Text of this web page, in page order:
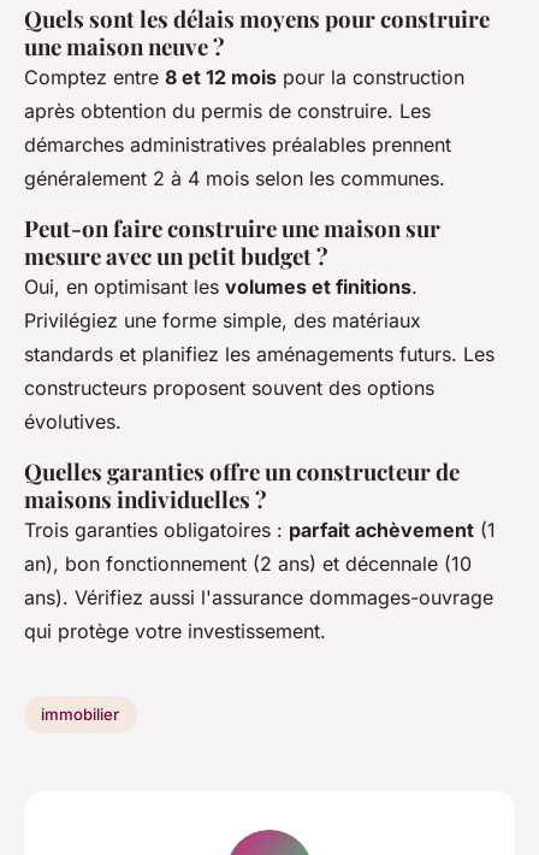
Quels sont les délais moyens pour construire
une maison neuve ?
Comptez entre 8 et 12 mois pour la construction
après obtention du permis de construire. Les
démarches administratives préalables prennent
généralement 2 à 4 mois selon les communes.
Peut-on faire construire une maison sur
mesure avec un petit budget ?
Oui, en optimisant les volumes et finitions.
Privilégiez une forme simple, des matériaux
standards et planifiez les aménagements futurs. Les
constructeurs proposent souvent des options
évolutives.
Quelles garanties offre un constructeur de
maisons individuelles ?
Trois garanties obligatoires : parfait achèvement (1
an), bon fonctionnement (2 ans) et décennale (10
ans). Vérifiez aussi l'assurance dommages-ouvrage
qui protège votre investissement.
immobilier